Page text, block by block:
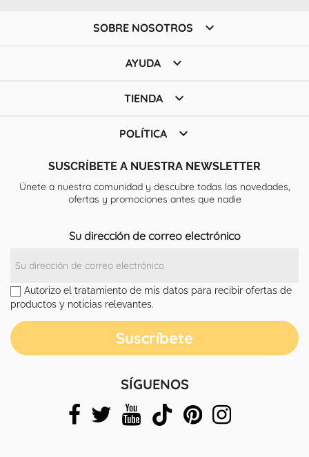
SOBRE NOSOTROS 
AYUDA 
TIENDA 
POLÍTICA 
SUSCRÍBETE A NUESTRA NEWSLETTER
Únete a nuestra comunidad y descubre todas las novedades,
ofertas y promociones antes que nadie
Su dirección de correo electrónico
Autorizo el tratamiento de mis datos para recibir ofertas de
productos y noticias relevantes.
SÍGUENOS